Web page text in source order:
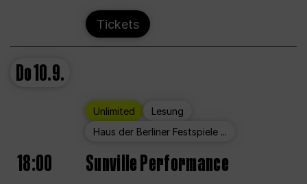
Tickets
Do10.9.
Unlimited
Lesung
Haus der Berliner Festspiele ...
18:00 Sunville Performance